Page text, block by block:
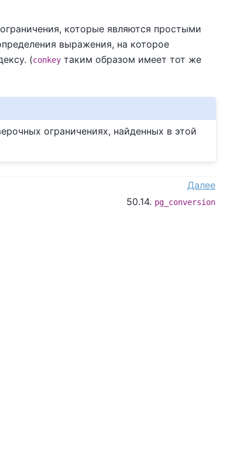
которые являются простыми
выражения, на которое
(conkey таким образом имеет тот же
ограничениях, найденных в этой
Далее
50.14. pg_conversion